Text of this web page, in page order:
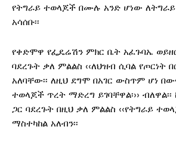
የትግራይ ተወላጆች በሙሉ አንድ ሆነው
አሳሰቡ፡፡
የቀድሞዋ የፌዴሬሽን ምክር ቤት አፈጉባኤ
ባደረጉት ቃለ ምልልስ ‹‹ለህዝብ ሲባል የጦርነት
አለባቸው፡፡ ለዚህ ደግሞ በአገር ውስጥም ሆነ
ተወላጆች ጥረት ማድረግ ይገባቸዋል፡››
ጋር ባደረጉት በዚህ ቃለ ምልልስ ‹‹የትግራይ
ማስተካከል አለብን፡፡